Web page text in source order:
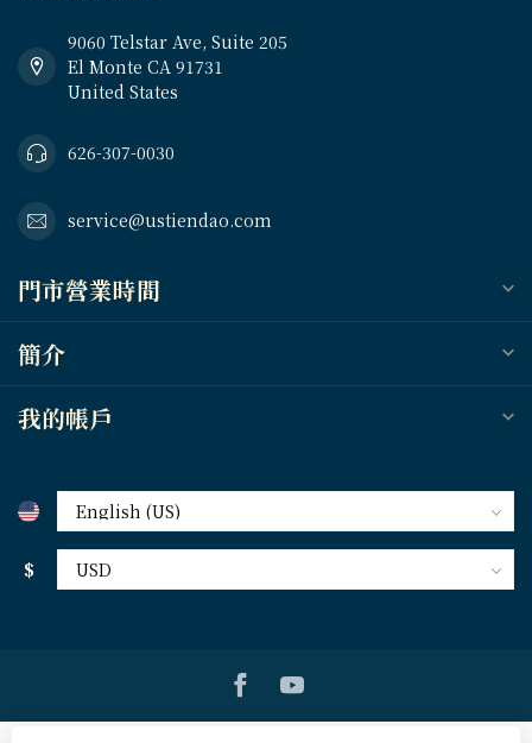
9060 Telstar Ave, Suite 205
El Monte CA 91731
United States
626-307-0030
service@ustiendao.com
門市營業時間
簡介
我的帳戶
$